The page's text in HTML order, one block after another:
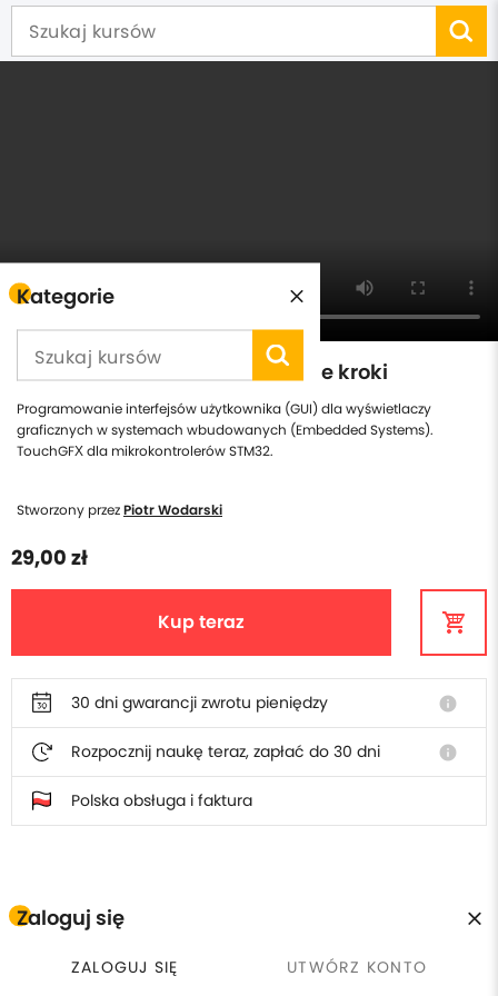
Kategorie
Zaloguj się
ZALOGUJ SIĘ UTWÓRZ KONTO
TouchGFX dla STM32 - Pierwsze kroki
Programowanie interfejsów użytkownika (GUI) dla wyświetlaczy
graficznych w systemach wbudowanych (Embedded Systems).
TouchGFX dla mikrokontrolerów STM32.
Stworzony przezPiotr Wodarski
29,00 zł
Kup teraz
30 dni gwarancji zwrotu pieniędzy info
Rozpocznij naukę teraz, zapłać do 30 dni info
Polska obsługa i faktura
W cenie szkolenia otrzymasz
Płacisz raz, wracasz kiedy
Certyfikat ukończenia